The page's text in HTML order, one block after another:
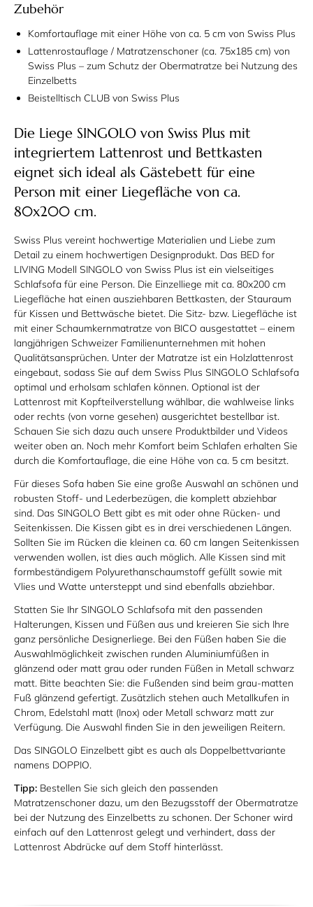
Zubehör
Komfortauflage mit einer Höhe von ca. 5 cm von Swiss Plus
Lattenrostauflage / Matratzenschoner (ca. 75x185 cm) von
Swiss Plus – zum Schutz der Obermatratze bei Nutzung des
Einzelbetts
Beistelltisch CLUB von Swiss Plus
Die Liege SINGOLO von Swiss Plus mit
integriertem Lattenrost und Bettkasten
eignet sich ideal als Gästebett für eine
Person mit einer Liegefläche von ca.
80x200 cm.
Swiss Plus vereint hochwertige Materialien und Liebe zum
Detail zu einem hochwertigen Designprodukt. Das BED for
LIVING Modell SINGOLO von Swiss Plus ist ein vielseitiges
Schlafsofa für eine Person. Die Einzelliege mit ca. 80x200 cm
Liegefläche hat einen ausziehbaren Bettkasten, der Stauraum
für Kissen und Bettwäsche bietet. Die Sitz- bzw. Liegefläche ist
mit einer Schaumkernmatratze von BICO ausgestattet – einem
langjährigen Schweizer Familienunternehmen mit hohen
Qualitätsansprüchen. Unter der Matratze ist ein Holzlattenrost
eingebaut, sodass Sie auf dem Swiss Plus SINGOLO Schlafsofa
optimal und erholsam schlafen können. Optional ist der
Lattenrost mit Kopfteilverstellung wählbar, die wahlweise links
oder rechts (von vorne gesehen) ausgerichtet bestellbar ist.
Schauen Sie sich dazu auch unsere Produktbilder und Videos
weiter oben an. Noch mehr Komfort beim Schlafen erhalten Sie
durch die Komfortauflage, die eine Höhe von ca. 5 cm besitzt.
Für dieses Sofa haben Sie eine große Auswahl an schönen und
robusten Stoff- und Lederbezügen, die komplett abziehbar
sind. Das SINGOLO Bett gibt es mit oder ohne Rücken- und
Seitenkissen. Die Kissen gibt es in drei verschiedenen Längen.
Sollten Sie im Rücken die kleinen ca. 60 cm langen Seitenkissen
verwenden wollen, ist dies auch möglich. Alle Kissen sind mit
formbeständigem Polyurethanschaumstoff gefüllt sowie mit
Vlies und Watte untersteppt und sind ebenfalls abziehbar.
Statten Sie Ihr SINGOLO Schlafsofa mit den passenden
Halterungen, Kissen und Füßen aus und kreieren Sie sich Ihre
ganz persönliche Designerliege. Bei den Füßen haben Sie die
Auswahlmöglichkeit zwischen runden Aluminiumfüßen in
glänzend oder matt grau oder runden Füßen in Metall schwarz
matt. Bitte beachten Sie: die Fußenden sind beim grau-matten
Fuß glänzend gefertigt. Zusätzlich stehen auch Metallkufen in
Chrom, Edelstahl matt (Inox) oder Metall schwarz matt zur
Verfügung. Die Auswahl finden Sie in den jeweiligen Reitern.
Das SINGOLO Einzelbett gibt es auch als Doppelbettvariante
namens DOPPIO.
Tipp: Bestellen Sie sich gleich den passenden
Matratzenschoner dazu, um den Bezugsstoff der Obermatratze
bei der Nutzung des Einzelbetts zu schonen. Der Schoner wird
einfach auf den Lattenrost gelegt und verhindert, dass der
Lattenrost Abdrücke auf dem Stoff hinterlässt.